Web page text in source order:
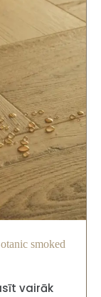
smoked
vairāk